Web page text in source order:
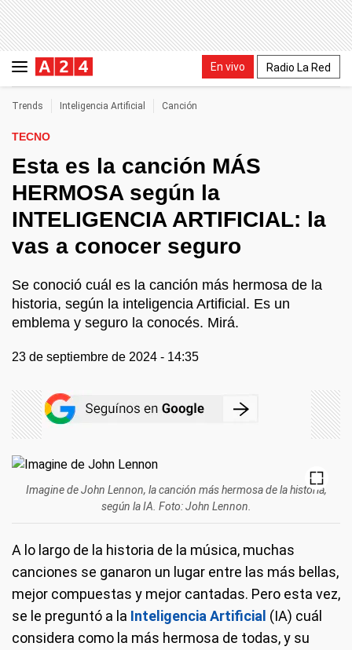
En vivo Radio La Red
Trends Inteligencia Artificial Canción
TECNO
Esta es la canción MÁS
HERMOSA según la
INTELIGENCIA ARTIFICIAL: la
vas a conocer seguro
Se conoció cuál es la canción más hermosa de la
historia, según la inteligencia Artificial. Es un
emblema y seguro la conocés. Mirá.
23 de septiembre de 2024 - 14:35
Imagine de John Lennon, la canción más hermosa de la historia,
según la IA. Foto: John Lennon.
A lo largo de la historia de la música, muchas
canciones se ganaron un lugar entre las más bellas,
mejor compuestas y mejor cantadas. Pero esta vez,
se le preguntó a la Inteligencia Artificial (IA) cuál
considera como la más hermosa de todas, y su